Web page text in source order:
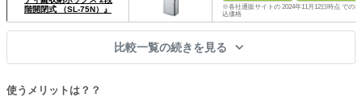
階開閉式 （SL-75N）』
※各社通販サイトの 2024年11月12日時点 での税
込価格
比較一覧の続きを見る
使うメリットは？？